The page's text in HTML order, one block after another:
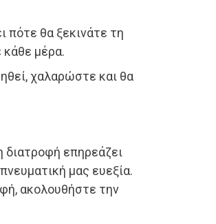
πότε θα ξεκινάτε τη
κάθε μέρα.
χαλαρώστε και θα
επηρεάζει
μας ευεξία.
ακολουθήστε την